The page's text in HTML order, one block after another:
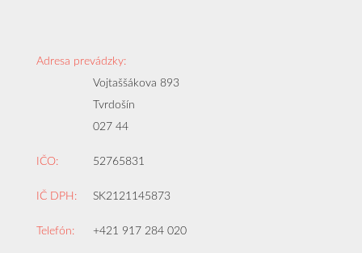
Adresa prevádzky:
Vojtaššákova 893
Tvrdošín
027 44
IČO: 52765831
IČ DPH: SK2121145873
Telefón: +421 917 284 020